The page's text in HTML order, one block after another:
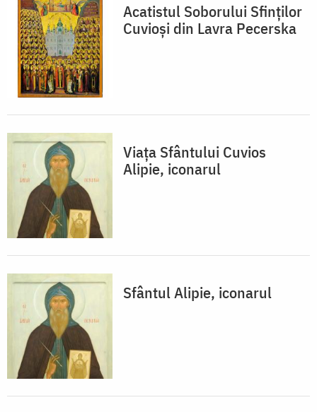
Acatistul Soborului Sfinților
Cuvioși din Lavra Pecerska
Viața Sfântului Cuvios
Alipie, iconarul
Sfântul Alipie, iconarul